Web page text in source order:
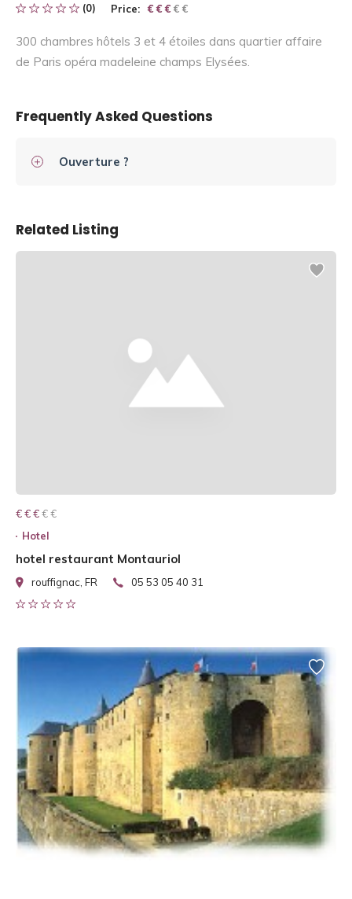
(0) Price: € € € € €
€ € €
300 chambres hôtels 3 et 4 étoiles dans quartier affaire
de Paris opéra madeleine champs Elysées.
Frequently Asked Questions
Ouverture ?
Related Listing
€ € € € €
€ € €
Hotel
hotel restaurant Montauriol
rouffignac, FR 05 53 05 40 31